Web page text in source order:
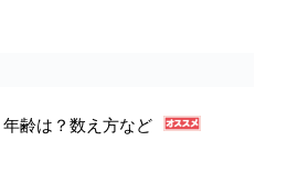
年齢は？数え方など